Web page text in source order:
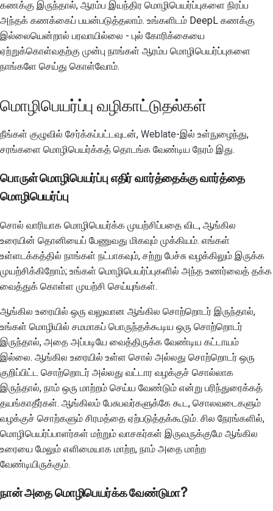
கணக்கு இருந்தால், ஆரம்ப இயந்திர மொழிபெயர்ப்புகளை நிரப்ப
அந்தக் கணக்கைப் பயன்படுத்தலாம். உங்களிடம் DeepL கணக்கு
இல்லையென்றால் பரவாயில்லை - புல் கோரிக்கையை
ஏற்றுக்கொள்வதற்கு முன்பு நாங்கள் ஆரம்ப மொழிபெயர்ப்புகளை
நாங்களே செய்து கொள்வோம்.
மொழிபெயர்ப்பு வழிகாட்டுதல்கள்
நீங்கள் குழுவில் சேர்க்கப்பட்டவுடன், Weblate-இல் உள்நுழைந்து,
சரங்களை மொழிபெயர்க்கத் தொடங்க வேண்டிய நேரம் இது.
பொருள் மொழிபெயர்ப்பு எதிர் வார்த்தைக்கு வார்த்தை
மொழிபெயர்ப்பு
சொல் வாரியாக மொழிபெயர்க்க முயற்சிப்பதை விட, ஆங்கில
உரையின் தொனியைப் பேணுவது மிகவும் முக்கியம். எங்கள்
உள்ளடக்கத்தில் நாங்கள் நட்பாகவும், சற்று பேச்சு வழக்கிலும் இருக்க
முயற்சிக்கிறோம்; உங்கள் மொழிபெயர்ப்புகளில் அந்த உணர்வைத் தக்க
வைத்துக் கொள்ள முயற்சி செய்யுங்கள்.
ஆங்கில உரையில் ஒரு வலுவான ஆங்கில சொற்றொடர் இருந்தால்,
உங்கள் மொழியில் சமமாகப் பொருந்தக்கூடிய ஒரு சொற்றொடர்
இருந்தால், அதை அப்படியே வைத்திருக்க வேண்டிய கட்டாயம்
இல்லை. ஆங்கில உரையில் உள்ள சொல் அல்லது சொற்றொடர் ஒரு
குறிப்பிட்ட சொற்றொடர் அல்லது வட்டார வழக்குச் சொல்லாக
இருந்தால், நாம் ஒரு மாற்றம் செய்ய வேண்டும் என்று பரிந்துரைக்கத்
தயங்காதீர்கள். ஆங்கிலம் பேசுபவர்களுக்கே கூட, சொலவடைகளும்
வழக்குச் சொற்களும் சிரமத்தை ஏற்படுத்தக்கூடும். சில நேரங்களில்,
மொழிபெயர்ப்பாளர்கள் மற்றும் வாசகர்கள் இருவருக்குமே ஆங்கில
உரையை மேலும் எளிமையாக மாற்ற, நாம் அதை மாற்ற
வேண்டியிருக்கும்.
நான் அதை மொழிபெயர்க்க வேண்டுமா?